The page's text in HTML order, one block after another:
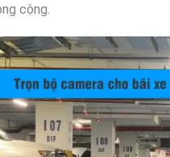
cộng.